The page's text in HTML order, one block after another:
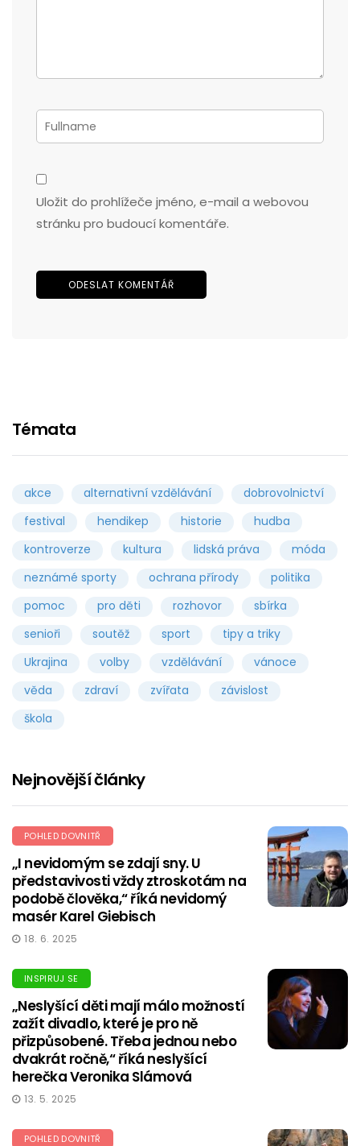
Uložit do prohlížeče jméno, e-mail a webovou
stránku pro budoucí komentáře.
Témata
akce alternativní vzdělávání
dobrovolnictví
festival
hendikep historie
hudba
kontroverze
kultura lidská práva
móda
neznámé sporty
ochrana přírody
politika
pomoc
pro děti rozhovor
sbírka
senioři
soutěž sport
tipy a triky
Ukrajina
volby vzdělávání
vánoce
věda
zdraví zvířata
závislost
škola
Nejnovější články
POHLED DOVNITŘ
„I nevidomým se zdají sny. U
představivosti vždy ztroskotám na
podobě člověka,“ říká nevidomý
masér Karel Giebisch
18. 6. 2025
INSPIRUJ SE
„Neslyšící děti mají málo možností
zažít divadlo, které je pro ně
přizpůsobené. Třeba jednou nebo
dvakrát ročně,“ říká neslyšící
herečka Veronika Slámová
13. 5. 2025
POHLED DOVNITŘ